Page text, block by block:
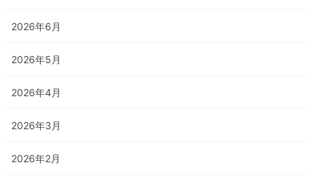
2026年6月
2026年5月
2026年4月
2026年3月
2026年2月